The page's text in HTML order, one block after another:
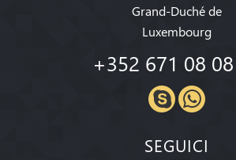
Grand-Duché de
Luxembourg
+352 671 08
SEGUICI